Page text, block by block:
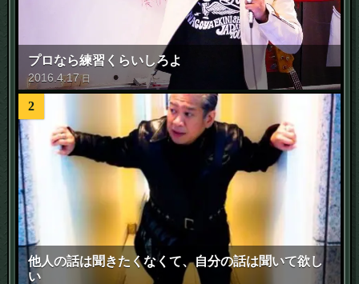
プロなら練習くらいしろよ
2016 .4.17 日
2
他人の話は聞きたくなくて、自分の話は聞いて欲し
い